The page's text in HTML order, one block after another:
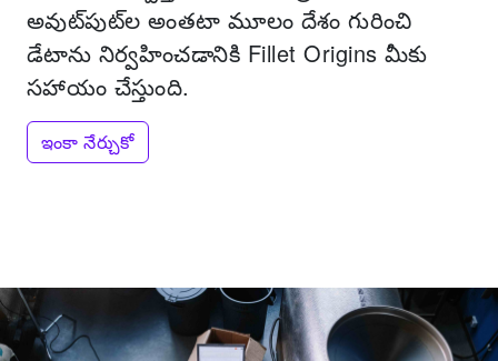
అవుట్‌పుట్‌ల అంతటా మూలం దేశం గురించి
డేటాను నిర్వహించడానికి Fillet Origins మీకు
సహాయం చేస్తుంది.
ఇంకా నేర్చుకో